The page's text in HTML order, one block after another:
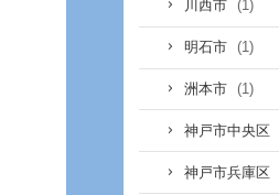
川西市 (1)
明石市 (1)
洲本市 (1)
神戸市中央区
神戸市兵庫区